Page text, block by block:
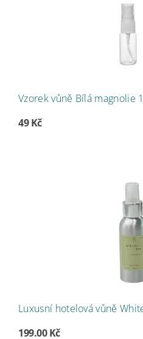
Vzorek vůně Bílá magnolie
49 Kč
Luxusní hotelová vůně
199.00 Kč